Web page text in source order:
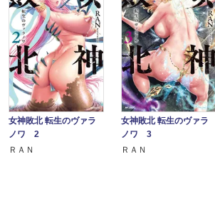
女神敗北 転生のヴァラ
ノワ 2
ＲＡＮ
女神敗北 転生のヴァラ
ノワ 3
ＲＡＮ